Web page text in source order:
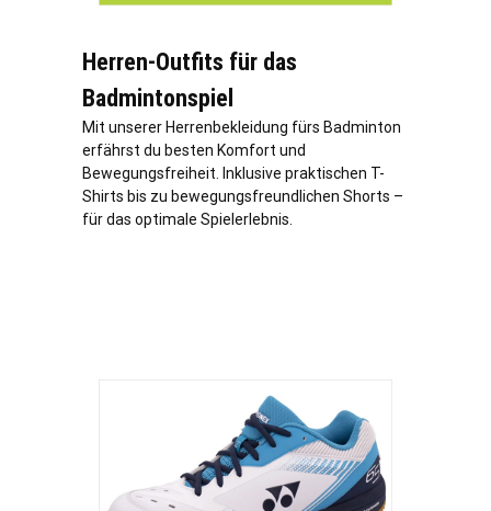
Herren-Outfits für das
Badmintonspiel
Mit unserer Herrenbekleidung fürs Badminton
erfährst du besten Komfort und
Bewegungsfreiheit. Inklusive praktischen T-
Shirts bis zu bewegungsfreundlichen Shorts –
für das optimale Spielerlebnis.